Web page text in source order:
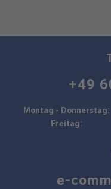
+49
Montag - Donnerstag:
Freitag:
e-